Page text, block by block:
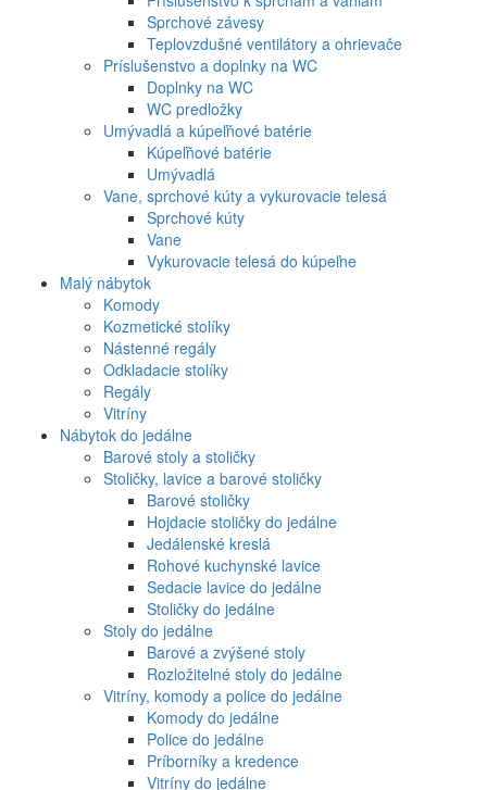
Sprchové závesy
Teplovzdušné ventilátory a ohrievače
Príslušenstvo a doplnky na WC
Doplnky na WC
WC predložky
Umývadlá a kúpeľňové batérie
Kúpeľňové batérie
Umývadlá
Vane, sprchové kúty a vykurovacie telesá
Sprchové kúty
Vane
Vykurovacie telesá do kúpeľne
Malý nábytok
Komody
Kozmetické stolíky
Nástenné regály
Odkladacie stolíky
Regály
Vitríny
Nábytok do jedálne
Barové stoly a stoličky
Stoličky, lavice a barové stoličky
Barové stoličky
Hojdacie stoličky do jedálne
Jedálenské kreslá
Rohové kuchynské lavice
Sedacie lavice do jedálne
Stoličky do jedálne
Stoly do jedálne
Barové a zvýšené stoly
Rozložitelné stoly do jedálne
Vitríny, komody a police do jedálne
Komody do jedálne
Police do jedálne
Príborníky a kredence
Vitríny do jedálne